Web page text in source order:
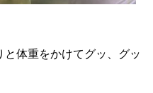
体重をかけてグッ、グッ